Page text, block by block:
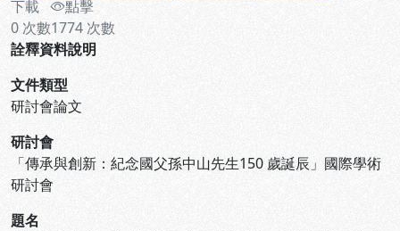
下載
0 次數
點擊
1774 次數
詮釋資料說明
文件類型
研討會論文
研討會
「傳承與創新：紀念國父孫中山先生150 歲誕辰」國際學術
研討會
題名